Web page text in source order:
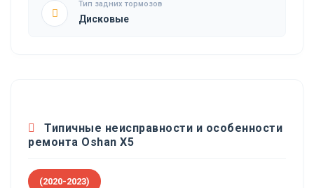
Тип задних тормозов
Дисковые
Типичные неисправности и особенности
ремонта Oshan X5
(2020-2023)